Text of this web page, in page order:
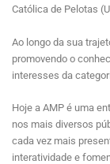
Católica de Pelotas
Ao longo da sua
promovendo o
interesses da
Hoje a AMP é uma
nos mais diversos
cada vez mais
interatividade e